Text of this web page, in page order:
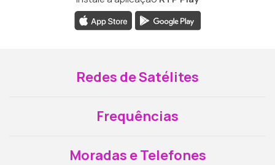
Redes de Satélites
Frequências
Moradas e Telefones